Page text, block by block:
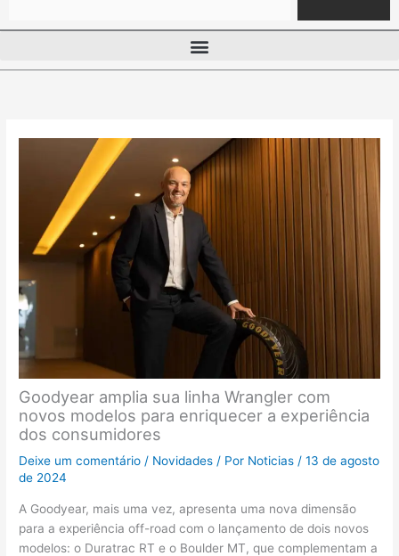
Goodyear amplia sua linha Wrangler com
novos modelos para enriquecer a experiência
dos consumidores
Deixe um comentário / Novidades / Por Noticias /13 de agosto
de 2024
A Goodyear, mais uma vez, apresenta uma nova dimensão
para a experiência off-road com o lançamento de dois novos
modelos: o Duratrac RT e o Boulder MT, que complementam a